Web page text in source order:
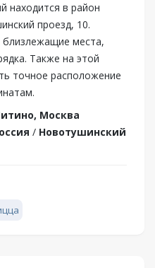
находится в район
проезд, 10.
близлежащие места,
Также на этой
точное расположение
Москва
/ Новотушинский